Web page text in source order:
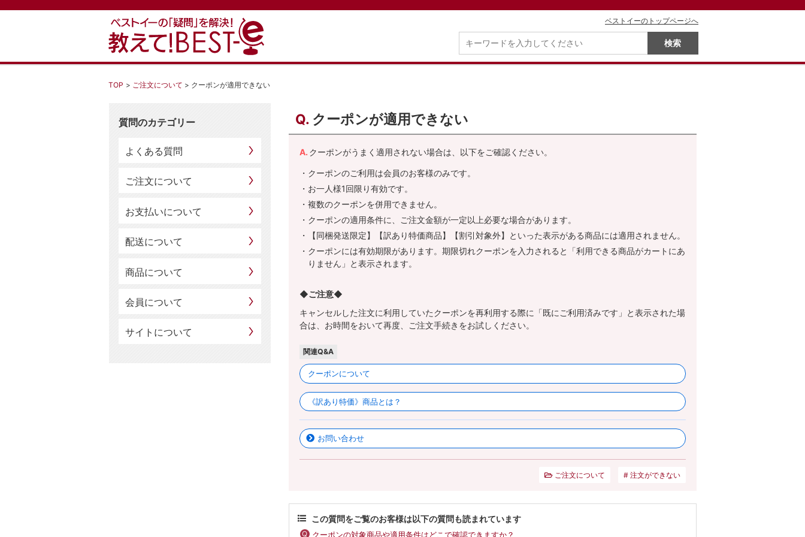
TOP ご注文について クーポンが適用できない
クーポンが適用できない
クーポンがうまく適用されない場合は、以下をご確認ください。
・クーポンのご利用は会員のお客様のみです。
・お一人様1回限り有効です。
・複数のクーポンを併用できません。
・クーポンの適用条件に、ご注文金額が一定以上必要な場合があります。
・【同梱発送限定】【訳あり特価商品】【割引対象外】といった表示がある商品には適用されません。
・クーポンには有効期限があります。期限切れクーポンを入力されると「利用できる商品がカートにあ
りません」と表示されます。
◆ご注意◆
キャンセルした注文に利用していたクーポンを再利用する際に「既にご利用済みです」と表示された場
合は、お時間をおいて再度、ご注文手続きをお試しください。
関連Q&A
クーポンについて
《訳あり特価》商品とは？
お問い合わせ
ご注文について 注文ができない
この質問をご覧のお客様は以下の質問も読まれています
クーポンの対象商品や適用条件はどこで確認できますか？
質問のカテゴリー
よくある質問
ご注文について
お支払いについて
配送について
商品について
会員について
サイトについて
ベストイーのトップページへ